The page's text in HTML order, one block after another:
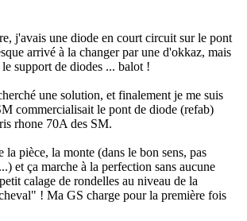
j'avais une diode en court circuit sur le pont
arrivé à la changer par une d'okkaz, mais
support de diodes ... balot !
une solution, et finalement je me suis
commercialisait le pont de diode (refab)
rhone 70A des SM.
pièce, la monte (dans le bon sens, pas
et ça marche à la perfection sans aucune
calage de rondelles au niveau de la
! Ma GS charge pour la première fois